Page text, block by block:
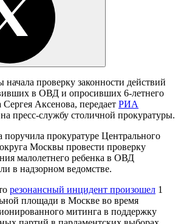
проверку законности действий
в ОВД и опросивших 6-летнего
Аксенова, передает РИА
пресс-службу столичной прокуратуры.
поручила прокуратуре Центрального
Москвы провести проверку
малолетнего ребенка в ОВД
в надзорном ведомстве.
резонансный инцидент произошел 1
площади в Москве во время
митинга в поддержку